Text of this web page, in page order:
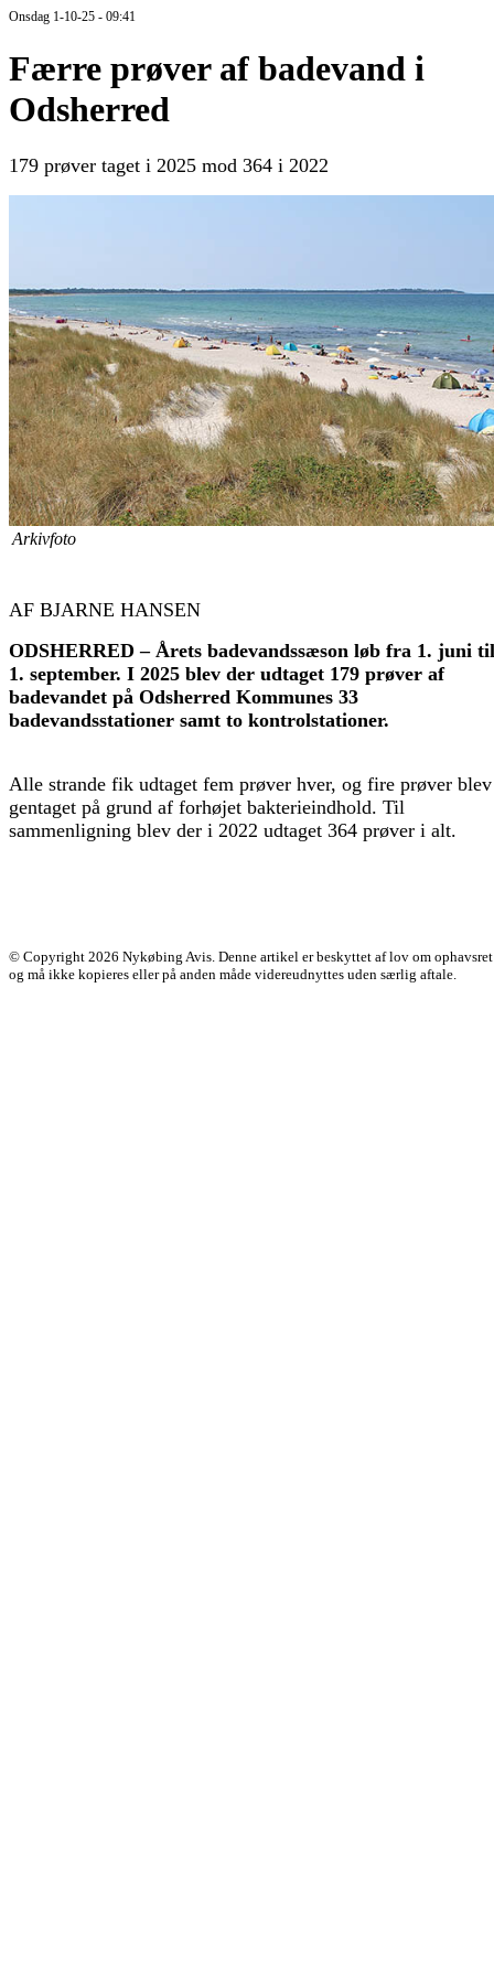
Onsdag 1-10-25 - 09:41
Færre prøver af badevand i
Odsherred
179 prøver taget i 2025 mod 364 i 2022
Arkivfoto
AF BJARNE HANSEN
ODSHERRED – Årets badevandssæson løb fra 1. juni til
1. september. I 2025 blev der udtaget 179 prøver af
badevandet på Odsherred Kommunes 33
badevandsstationer samt to kontrolstationer.
Alle strande fik udtaget fem prøver hver, og fire prøver blev
gentaget på grund af forhøjet bakterieindhold. Til
sammenligning blev der i 2022 udtaget 364 prøver i alt.
© Copyright 2026 Nykøbing Avis. Denne artikel er beskyttet af lov om ophavsret
og må ikke kopieres eller på anden måde videreudnyttes uden særlig aftale.